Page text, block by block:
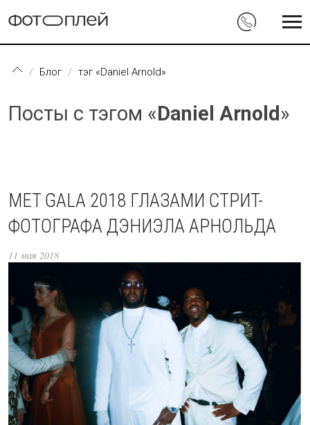
Блог тэг «Daniel Arnold»
Посты с тэгом «Daniel Arnold»
MET GALA 2018 ГЛАЗАМИ СТРИТ-
ФОТОГРАФА ДЭНИЭЛА АРНОЛЬДА
11 мая 2018